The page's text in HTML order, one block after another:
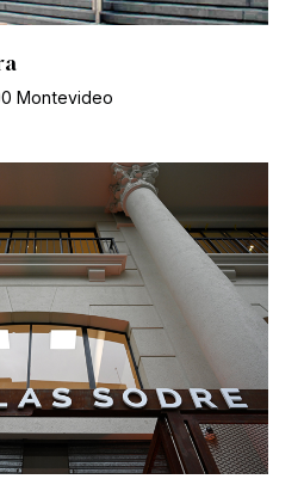
Montevideo